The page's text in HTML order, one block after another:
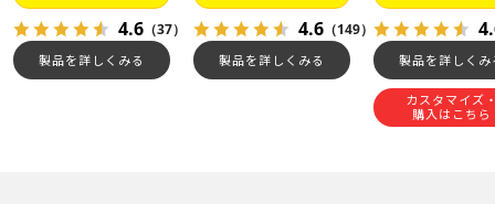
4.6 （37）
製品を詳しくみる
4.6 （149）
製品を詳しくみる 製品を詳しくみ
カスタマイズ
購入はこちら